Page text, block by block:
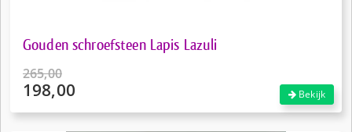
Gouden schroefsteen Lapis Lazuli
265,00
Oorspronkelijke
198,00 Bekijk